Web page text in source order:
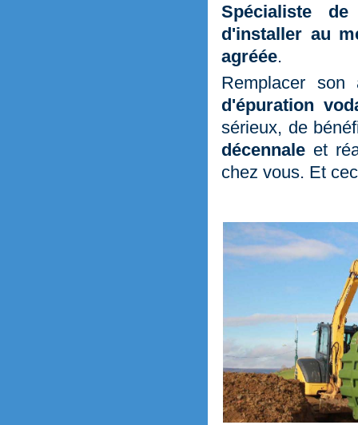
Spécialiste de
d'installer au
agréée.
Remplacer
d'épuration
sérieux, de
décennale et
chez vous. Et